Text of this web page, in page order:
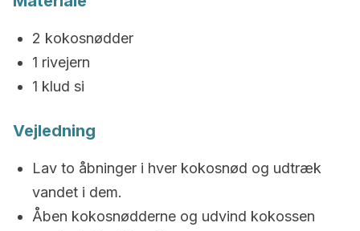
2 kokosnødder
1 rivejern
1 klud si
Vejledning
Lav to åbninger i hver kokosnød og udtræk
vandet i dem.
Åben kokosnødderne og udvind kokossen